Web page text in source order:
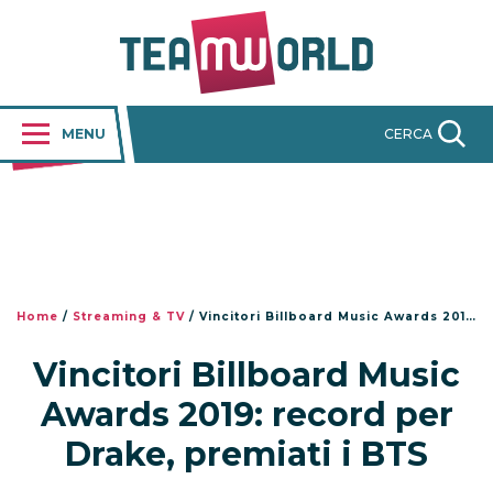
MENU CERCA
Home / Streaming & TV / Vincitori Billboard Music Awards 2019: record per Drake, premiati i BTS
Vincitori Billboard Music
Awards 2019: record per
Drake, premiati i BTS